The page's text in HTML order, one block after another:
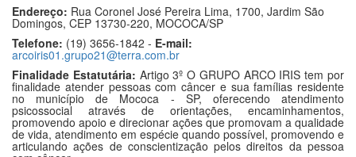
Endereço: Rua Coronel José Pereira Lima, 1700, Jardim São
Domingos, CEP 13730-220, MOCOCA/SP
Telefone: (19) 3656-1842 - E-mail:
arcoiris01.grupo21@terra.com.br
Finalidade Estatutária: Artigo 3º O GRUPO ARCO IRIS tem por
finalidade atender pessoas com câncer e sua famílias residente
no município de Mococa - SP, oferecendo atendimento
psicossocial através de orientações, encaminhamentos,
promovendo apoio e direcionar ações que promovam a qualidade
de vida, atendimento em espécie quando possível, promovendo e
articulando ações de conscientização pelos direitos da pessoa